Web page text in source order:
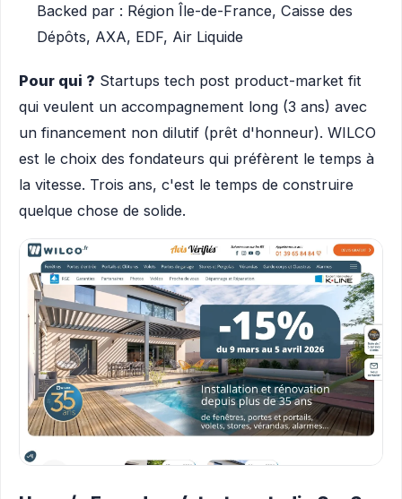
Backed par : Région Île-de-France, Caisse des
Dépôts, AXA, EDF, Air Liquide
Pour qui ? Startups tech post product-market fit
qui veulent un accompagnement long (3 ans) avec
un financement non dilutif (prêt d'honneur). WILCO
est le choix des fondateurs qui préfèrent le temps à
la vitesse. Trois ans, c'est le temps de construire
quelque chose de solide.